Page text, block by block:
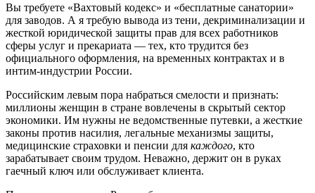
Вы требуете «Вахтовый кодекс» и «бесплатные санатории»
для заводов. А я требую вывода из тени, декриминализации и
жесткой юридической защиты прав для всех работников
сферы услуг и прекариата — тех, кто трудится без
официального оформления, на временных контрактах и в
интим-индустрии России.
Российским левым пора набраться смелости и признать:
миллионы женщин в стране вовлечены в скрытый сектор
экономики. Им нужны не ведомственные путевки, а жесткие
законы против насилия, легальные механизмы защиты,
медицинские страховки и пенсии для каждого, кто
зарабатывает своим трудом. Неважно, держит он в руках
гаечный ключ или обслуживает клиента.